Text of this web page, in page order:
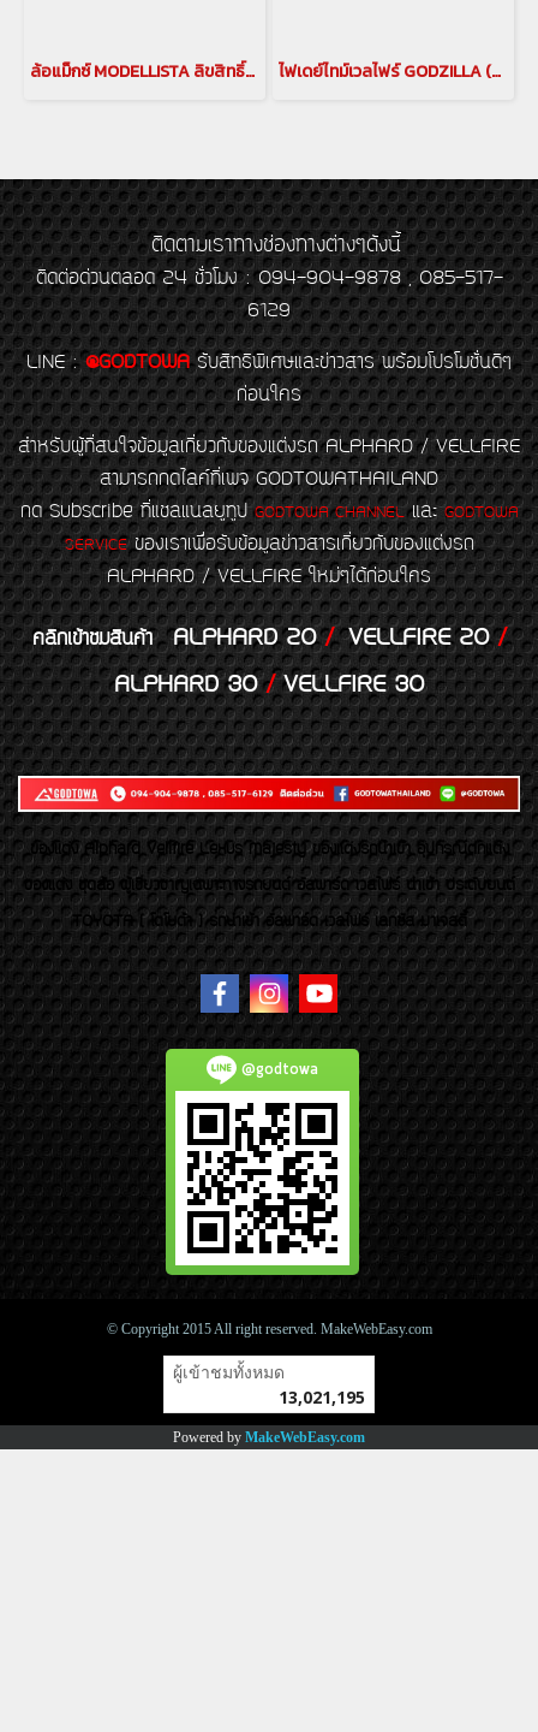
ล้อแม็กซ์ MODELLISTA ลิขสิทธิ์แท้สำหรับ ALPHARD / VELLFIRE 40 แม็กซ์ แมกซ์ แมกซ์พร้อมยาง MODELLISTA แม็กซ์รถยนต์โตโยต้า อัลพาร์ด เวลไฟร์ 40 ไฟเดย์ไทม์เวลไฟร์ GODZILLA (DAYTIME RUNNING LIGHT) FOR VELLFIRE ZG 2018-2023 ไฟvellfire ไฟเวลไฟร์ ไฟหน้าvellfire
ติดตามเราทางช่องทางต่างๆดังนี้
ติดต่อด่วนตลอด 24 ชั่วโมง : 094-904-9878 , 085-517-
6129
LINE : @GODTOWA รับสิทธิพิเศษและข่าวสาร พร้อมโปรโมชั่นดีๆ
ก่อนใคร
สำหรับผู้ที่สนใจข้อมูลเกี่ยวกับของแต่งรถ ALPHARD / VELLFIRE
สามารถกดไลค์ที่เพจ GODTOWATHAILAND
กด Subscribe ที่แชลแนลยูทูปGODTOWA CHANNELและGODTOWA
SERVICEของเราเพื่อรับข้อมูลข่าวสารเกี่ยวกับของแต่งรถ
ALPHARD / VELLFIRE ใหม่ๆได้ก่อนใคร
คลิกเข้าชมสินค้า ALPHARD 20/VELLFIRE 20/
ALPHARD 30/VELLFIRE 30
ของเเต่ง Alphard Vellfire Lexus Majesty ของเเต่งรถนำเข้า อุปกรณ์ตกแต่ง
ของแต่ง ชุดล้อ ผู้เชี่ยวชาญเฉพาะทางรถยนต์ อัลพาร์ด เวลไฟร์ นำเข้า ประดับยนต์
TOYOTA ( โตโยต้า ) รถนำเข้า อัลพาร์ด เวลไฟร์ เลกซัส มาเจสตี้
@godtowa
© Copyright 2015 All right reserved. MakeWebEasy.com
ผู้เข้าชมวันนี้
Powered byMakeWebEasy.com